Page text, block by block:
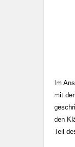
Im
mit
den
Teil